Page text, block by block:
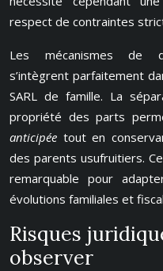
respect de contraintes
Les mécanismes de
s’intègrent parfaitement
SARL de famille. La
propriété des parts
anticipée tout en
des parents usufruitiers.
remarquable pour
évolutions familiales et
Risques
observer